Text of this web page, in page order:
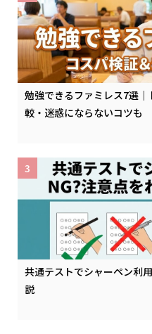
勉強できるファミレス7選
較・迷惑にならないコツも
共通テストでシャーペン利
説
3